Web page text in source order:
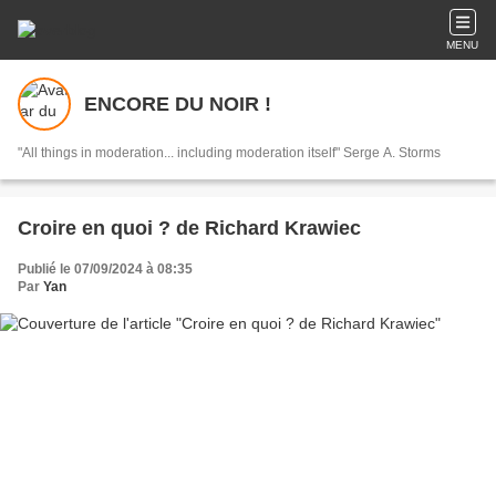
MENU
ENCORE DU NOIR !
"All things in moderation... including moderation itself" Serge A. Storms
Croire en quoi ? de Richard Krawiec
Publié le 07/09/2024 à 08:35
Par Yan